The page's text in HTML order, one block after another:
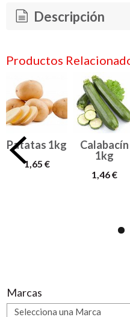
Marcas
Descripción
Productos
Patatas 1kg
1,65 €
Calabacín
1kg
1,46 €